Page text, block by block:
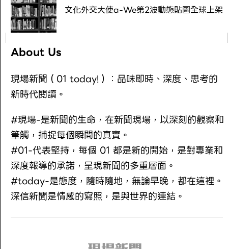
文化外交大使a-We第2波動態貼圖全球上架
About Us
現場新聞（01 today!）：品味即時、深度、思考的
新時代閱讀。
#現場-是新聞的生命，在新聞現場，以深刻的觀察和
筆觸，捕捉每個瞬間的真實。
#01-代表堅持，每個 01 都是新的開始，是對專業和
深度報導的承諾，呈現新聞的多重層面。
#today-是態度，隨時隨地，無論早晚，都在這裡。
深信新聞是情感的寫照，是與世界的連結。